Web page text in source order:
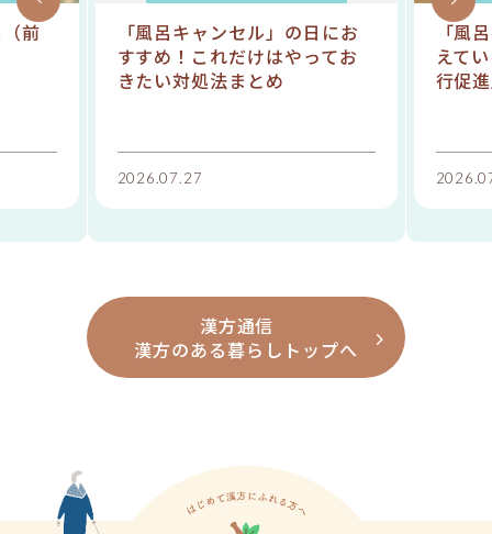
前
「風呂キャンセル」の日にお
すすめ！これだけはやってお
きたい対処法まとめ
2026.07.27
「風
えて
行促
漢方通信
漢方のある暮らしトップへ